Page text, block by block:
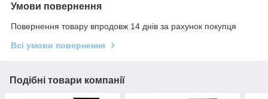
Умови повернення
Повернення товару впродовж 14 днів за рахунок покупця
Всі умови повернення
Подібні товари компанії